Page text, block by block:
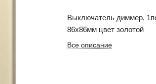
Выключатель диммер,
86х86мм цвет золотой
Все описание